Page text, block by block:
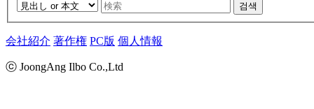
검색
会社紹介 著作権 PC版 個人情報
ⓒ JoongAng Ilbo Co.,Ltd